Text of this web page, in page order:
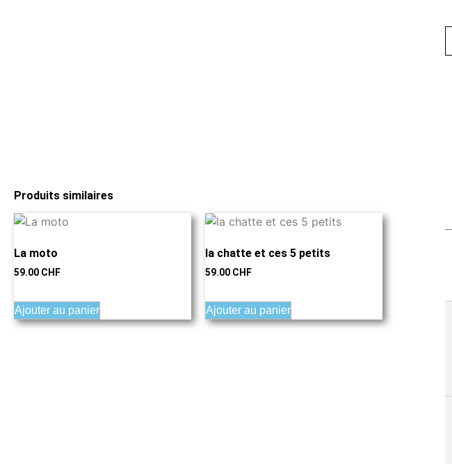
Produits similaires
La moto
59.00 CHF
Ajouter au panier
la chatte et ces 5 petits
59.00 CHF
Ajouter au panier